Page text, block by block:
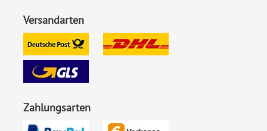
Versandarten
Zahlungsarten